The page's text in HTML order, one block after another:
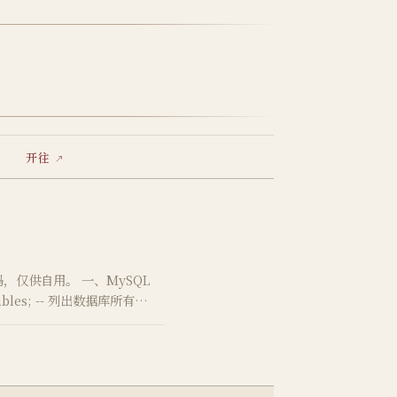
开往
仅供自用。 一、MySQL
-- 列出数据库所有表